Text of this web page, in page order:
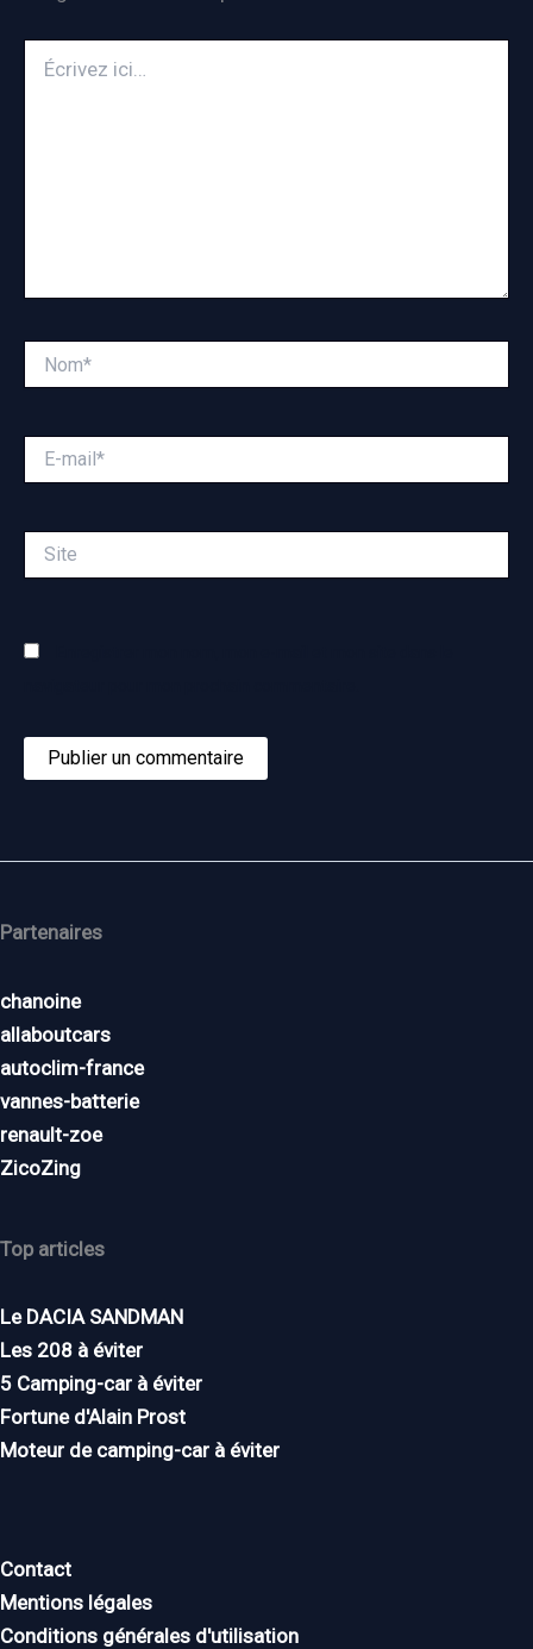
ici…
mail*
Partenaires
chanoine
allaboutcars
autoclim-france
vannes-batterie
renault-zoe
ZicoZing
Top articles
Le DACIA SANDMAN
Les 208 à éviter
5 Camping-car à éviter
Fortune d'Alain Prost
Moteur de camping-car à éviter
Contact
Mentions légales
Conditions générales d'utilisation